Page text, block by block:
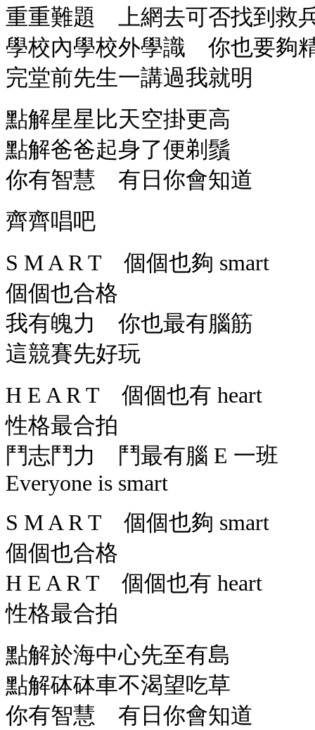
重重難題 上網去可否找到救
學校內學校外學識 你也要夠
完堂前先生一講過我就明
點解星星比天空掛更高
點解爸爸起身了便剃鬚
你有智慧 有日你會知道
齊齊唱吧
S M A R T 個個也夠 smart
個個也合格
我有魄力 你也最有腦筋
這競賽先好玩
H E A R T 個個也有 heart
性格最合拍
鬥志鬥力 鬥最有腦 E 一班
Everyone is smart
S M A R T 個個也夠 smart
個個也合格
H E A R T 個個也有 heart
性格最合拍
點解於海中心先至有島
點解砵砵車不渴望吃草
你有智慧 有日你會知道